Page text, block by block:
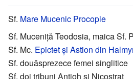
Sf. Mare Mucenic Procopie
Sf. Muceniță Teodosia, maica Sf.
Sf. Mc. Epictet și Astion din
Sf. douăsprezece femei singlitice
Sf. doi tribuni Antioh și Nicostrat